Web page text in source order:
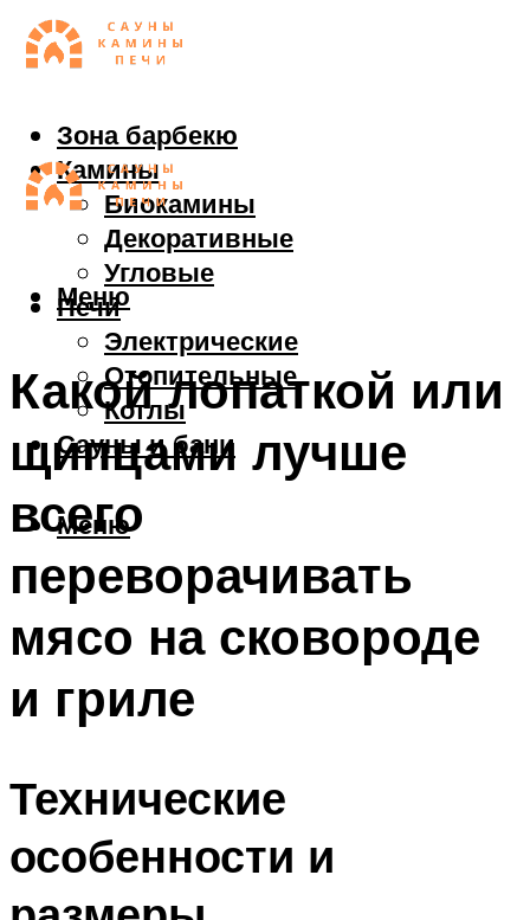
Зона барбекю
Камины
Биокамины
Декоративные
Угловые
Печи
Электрические
Отопительные
Котлы
Сауны и бани
Меню
Меню
Какой лопаткой или
щипцами лучше
всего
переворачивать
мясо на сковороде
и гриле
Технические
особенности и